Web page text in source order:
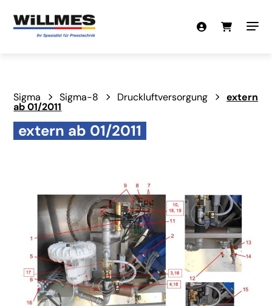
Sigma Sigma-8 Druckluftversorgung extern
ab 01/2011
extern ab 01/2011